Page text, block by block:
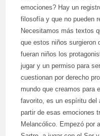
emociones? Hay un
filosofía y que no pueden
Necesitamos más textos
que estos niños surgieron
fueran niños los
jugar y un permiso para
cuestionan por derecho
mundo que creamos para
favorito, es un espíritu del
partir de esas emociones
Melancólico. Empezó por